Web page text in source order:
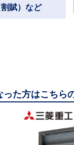
賦）など
た方はこちら